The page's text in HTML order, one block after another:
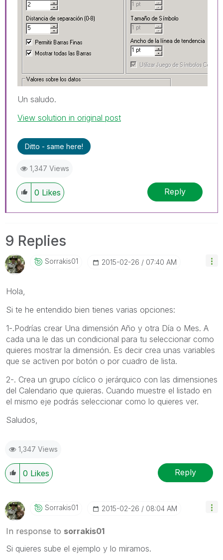
Un saludo.
View solution in original post
Ditto - same here!
1,347 Views
0 Likes Reply
9 Replies
Sorrakis01 ‎2015-02-26 07:40 AM
Hola,
Si te he entendido bien tienes varias opciones:
1-.Podrías crear Una dimensión Año y otra Día o Mes. A
cada una le das un condicional para tu seleccionar como
quieres mostrar la dimensión. Es decir crea unas variables
que se activen por botón o por cuadro de lista.
2-. Crea un grupo cíclico o jerárquico con las dimensiones
del Calendario que quieras. Cuando muestre el listado en
el mismo eje podrás seleccionar como lo quieres ver.
Saludos,
1,347 Views
0 Likes Reply
Sorrakis01 ‎2015-02-26 08:04 AM
In response to sorrakis01
Si quieres sube el ejemplo y lo miramos.